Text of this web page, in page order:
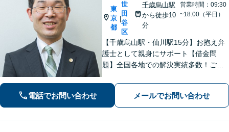
東
京
都
|
世
田
谷
区
千歳烏山駅
から徒歩10
分
営業時間：09:30
~18:00（平日）
【千歳烏山駅・仙川駅15分】お抱え弁
護士として親身にサポート【借金問
題】全国各地での解決実績多数！ご相
対応で満足度の高い解決を目指します
【相続・遺言】協議・調停・裁判に幅
広く対応【分割払い対応】【電話相談
OK】
電話でお問い合わせ メールでお問い合わせ